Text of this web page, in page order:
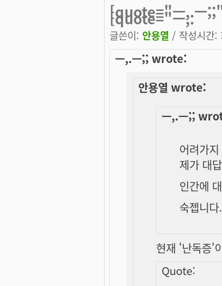
[quote="ㅡ,.ㅡ
[quote="ㅡ,.
글쓴이: 안용열 / 작성시간
ㅡ,.ㅡ;; wrote:
안용열 wrote:
ㅡ,.ㅡ;;
어려가
제가 대
인간에
숙젭니다.
현재 '난독증'
Quote: